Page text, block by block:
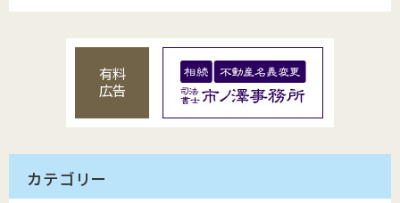
有料
広告
カテゴリー